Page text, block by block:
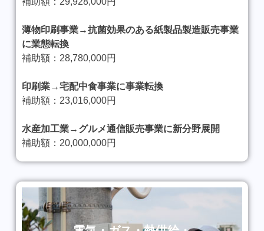
薄物印刷事業→抗菌効果のある紙製品製造販売事業
に業態転換
補助額：28,780,000円
印刷業→宅配中食事業に事業転換
補助額：23,016,000円
水産加工業→グルメ通信販売事業に新分野展開
補助額：20,000,000円